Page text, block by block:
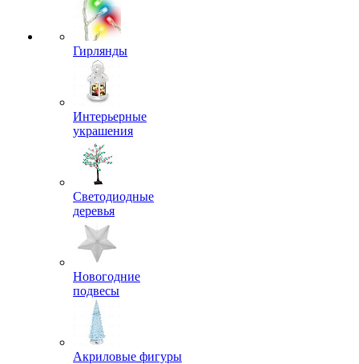
Гирлянды
Интерьерные
украшения
Светодиодные
деревья
Новогодние
подвесы
Акриловые фигуры